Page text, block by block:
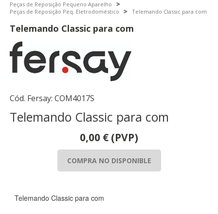
Peças de Reposição Pequeno Aparelho
Peças de Reposição Peq. Eletrodoméstico
Telemando Classic para com
Telemando Classic para com
Cód. Fersay: COM4017S
Telemando Classic para com
0,00 € (PVP)
COMPRA NO DISPONIBLE
Telemando Classic para com